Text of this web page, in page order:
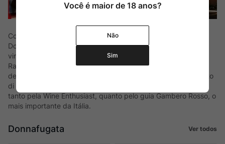
Considerada uma das vinícolas mais importantes da região, a
Donnafugata contribuiu para construir a nova imagem dos
vinhos sicilianos. Mantendo o foco em qualidade, a Família
Rallo, responde por vinhos de notável qualidade, que se
destacam entre as críticas especializadas. É o caso do Passito
di Pantelleria "Ben Ryé", eleito o melhor vinho de sobremesa
tanto pela Wine Enthusiast, quanto pelo guia Gambero Rosso, o
mais importante da Itália.
Donnafugata Ver todos
Você é maior de 18 anos?
Não
Sim